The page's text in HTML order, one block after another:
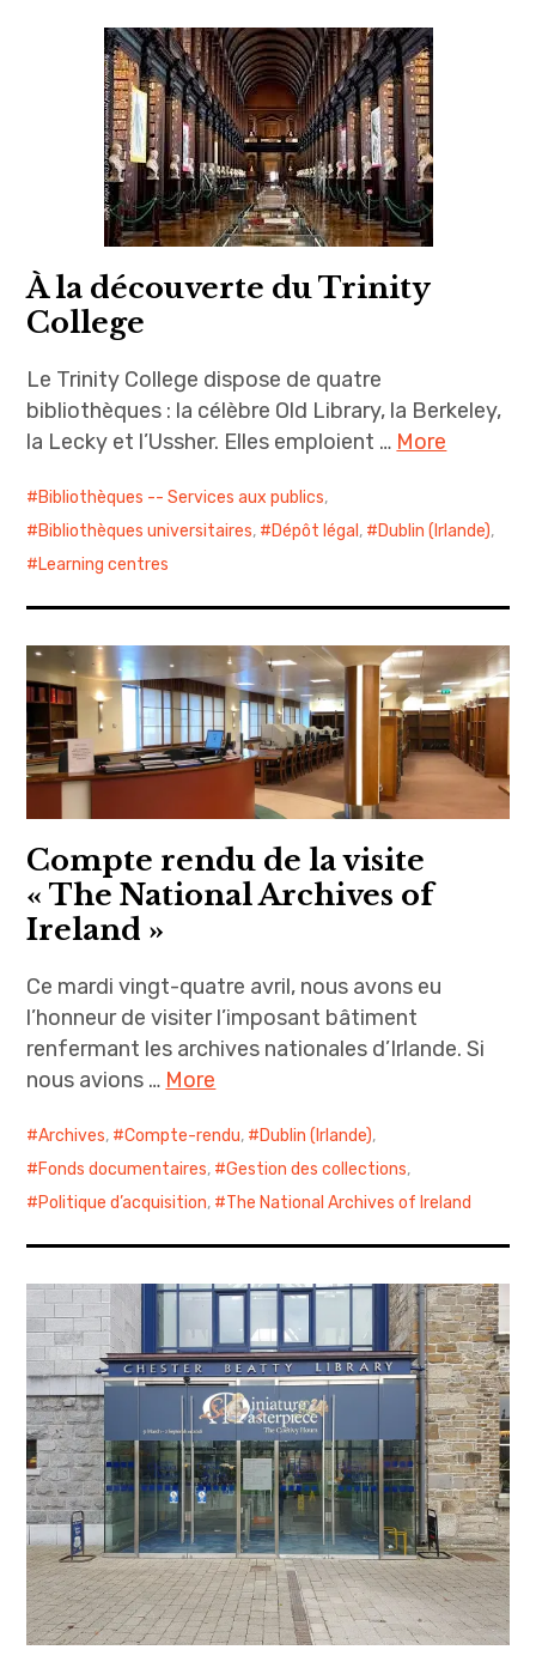
À la découverte du Trinity
College
Le Trinity College dispose de quatre
bibliothèques : la célèbre Old Library, la Berkeley,
la Lecky et l’Ussher. Elles emploient … More
Bibliothèques -- Services aux publics,
Bibliothèques universitaires, Dépôt légal , Dublin (Irlande),
Learning centres
Compte rendu de la visite
« The National Archives of
Ireland »
Ce mardi vingt-quatre avril, nous avons eu
l’honneur de visiter l’imposant bâtiment
renfermant les archives nationales d’Irlande. Si
nous avions … More
Archives, Compte-rendu, Dublin (Irlande),
Fonds documentaires, Gestion des collections,
Politique d’acquisition, The National Archives of Ireland